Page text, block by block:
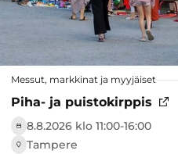
Messut, markkinat ja myyjäiset
Piha- ja puistokirppis
8.8.2026 klo 11:00-16:00
Tampere